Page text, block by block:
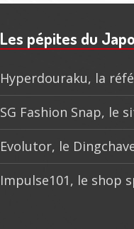
Les pépites du
Hyperdouraku, la
SG Fashion Snap, le
Evolutor, le
Impulse101, le shop